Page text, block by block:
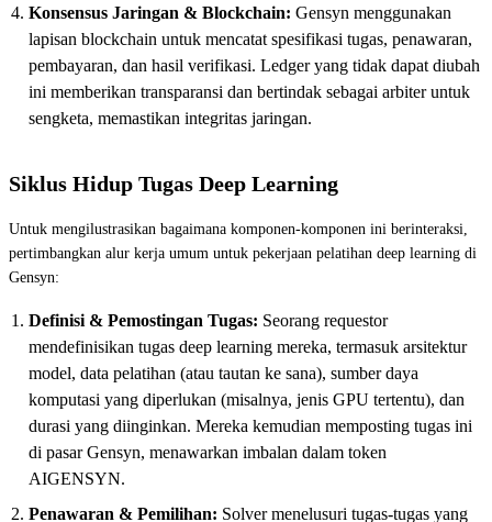
Konsensus Jaringan & Blockchain: Gensyn menggunakan
lapisan blockchain untuk mencatat spesifikasi tugas, penawaran,
pembayaran, dan hasil verifikasi. Ledger yang tidak dapat diubah
ini memberikan transparansi dan bertindak sebagai arbiter untuk
sengketa, memastikan integritas jaringan.
Siklus Hidup Tugas Deep Learning
Untuk mengilustrasikan bagaimana komponen-komponen ini berinteraksi,
pertimbangkan alur kerja umum untuk pekerjaan pelatihan deep learning di
Gensyn:
Definisi & Pemostingan Tugas: Seorang requestor
mendefinisikan tugas deep learning mereka, termasuk arsitektur
model, data pelatihan (atau tautan ke sana), sumber daya
komputasi yang diperlukan (misalnya, jenis GPU tertentu), dan
durasi yang diinginkan. Mereka kemudian memposting tugas ini
di pasar Gensyn, menawarkan imbalan dalam token
AIGENSYN.
Penawaran & Pemilihan: Solver menelusuri tugas-tugas yang